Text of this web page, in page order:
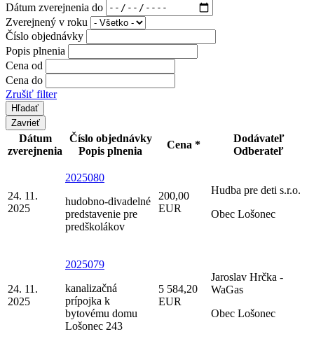
Dátum zverejnenia do
Zverejnený v roku
Číslo objednávky
Popis plnenia
Cena od
Cena do
Zrušiť filter
Zavrieť
Dátum
zverejnenia
Číslo objednávky
Popis plnenia
Cena *
Dodávateľ
Odberateľ
24. 11.
2025
2025080
hudobno-divadelné
predstavenie pre
predškolákov
200,00
EUR
Hudba pre deti s.r.o.
Obec Lošonec
24. 11.
2025
2025079
kanalizačná
prípojka k
bytovému domu
Lošonec 243
5 584,20
EUR
Jaroslav Hrčka -
WaGas
Obec Lošonec